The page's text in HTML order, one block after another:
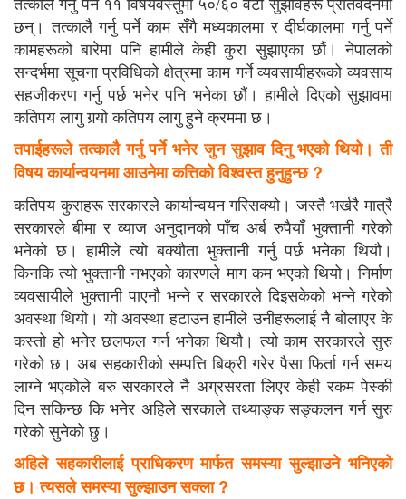
छन्। तत्कालै गर्नु पर्ने काम सँगै मध्यकालमा र दीर्घकालमा गर्नु पर्ने
कामहरूको बारेमा पनि हामीले केही कुरा सुझाएका छौं। नेपालको
सन्दर्भमा सूचना प्रविधिको क्षेत्रमा काम गर्ने व्यवसायीहरूको व्यवसाय
सहजीकरण गर्नु पर्छ भनेर पनि भनेका छौं। हामीले दिएको सुझावमा
कतिपय लागु गर्‍यो कतिपय लागु हुने क्रममा छ।
तपाईहरूले तत्कालै गर्नु पर्ने भनेर जुन सुझाव दिनु भएको थियो। ती
विषय कार्यान्वयनमा आउनेमा कत्तिको विश्वस्त हुनुहुन्छ?
कतिपय कुराहरू सरकारले कार्यान्वयन गरिसक्यो। जस्तै भर्खरै मात्रै
सरकारले बीमा र व्याज अनुदानको पाँच अर्ब रुपैयाँ भुक्तानी गरेको
भनेको छ। हामीले त्यो बक्यौता भुक्तानी गर्नु पर्छ भनेका थियौ।
किनकि त्यो भुक्तानी नभएको कारणले माग कम भएको थियो। निर्माण
व्यवसायीले भुक्तानी पाएनौ भन्ने र सरकारले दिइसकेको भन्ने गरेको
अवस्था थियो। यो अवस्था हटाउन हामीले उनीहरूलाई नै बोलाएर के
कस्तो हो भनेर छलफल गर्न भनेका थियौ। त्यो काम सरकारले सुरु
गरेको छ। अब सहकारीको सम्पत्ति बिक्री गरेर पैसा फिर्ता गर्न समय
लाग्ने भएकोले बरु सरकारले नै अग्रसरता लिएर केही रकम पेस्की
दिन सकिन्छ कि भनेर अहिले सरकाले तथ्याङ्क सङ्कलन गर्न सुरु
गरेको सुनेको छु।
अहिले सहकारीलाई प्राधिकरण मार्फत समस्या सुल्झाउने भनिएको
छ। त्यसले समस्या सुल्झाउन सक्ला?